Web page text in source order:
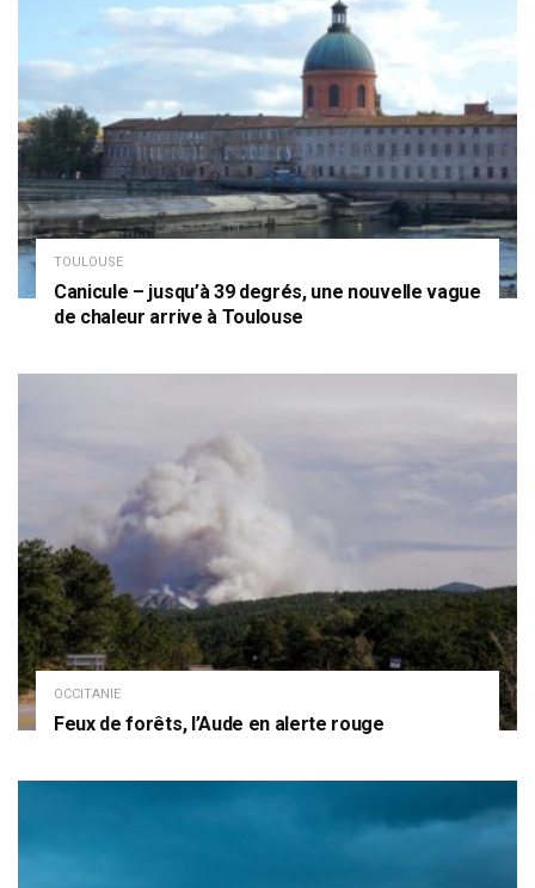
TOULOUSE
Canicule – jusqu’à 39 degrés, une nouvelle vague
de chaleur arrive à Toulouse
OCCITANIE
Feux de forêts, l’Aude en alerte rouge